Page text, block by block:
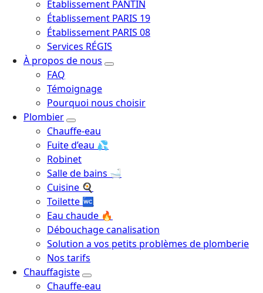
Établissement PANTIN
Établissement PARIS 19
Établissement PARIS 08
Services RÉGIS
À propos de nous
FAQ
Témoignage
Pourquoi nous choisir
Plombier
Chauffe-eau
Fuite d’eau 💦
Robinet
Salle de bains 🛁
Cuisine 🍳
Toilette 🚾
Eau chaude 🔥
Débouchage canalisation
Solution a vos petits problèmes de plomberie
Nos tarifs
Chauffagiste
Chauffe-eau